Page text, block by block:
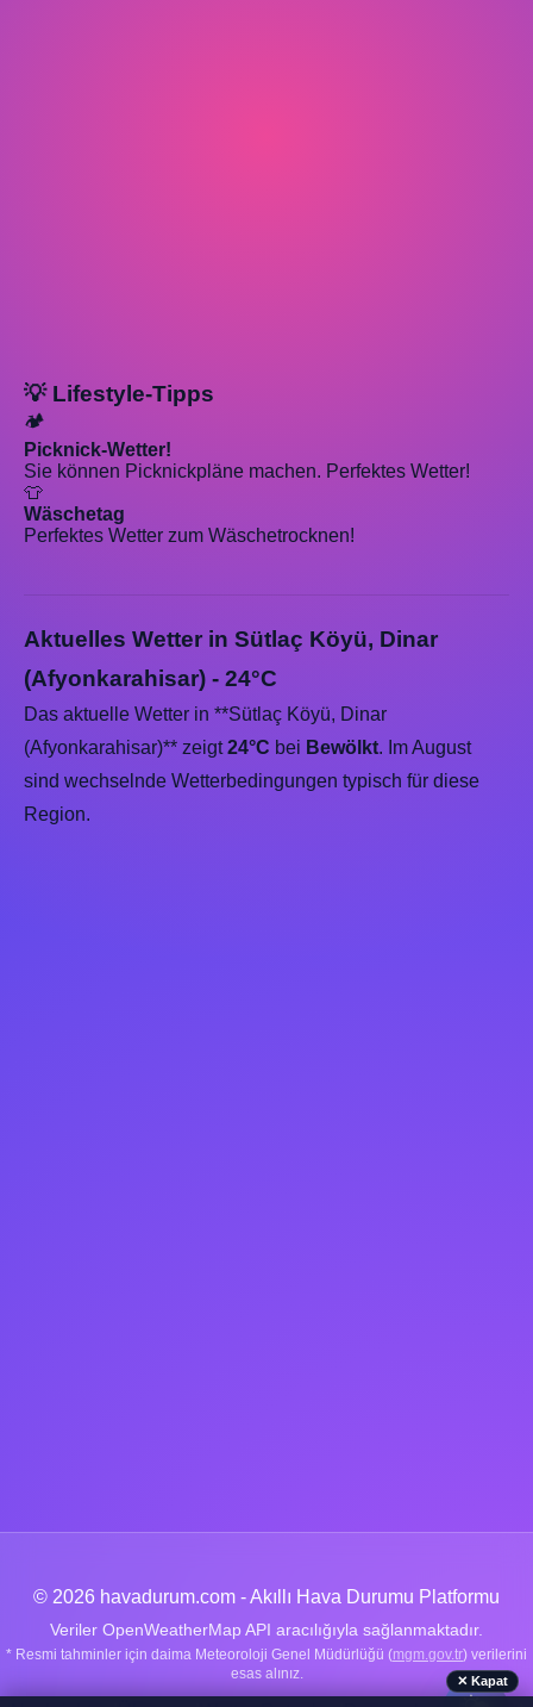
💡 Lifestyle-Tipps
🏕️
Picknick-Wetter!
Sie können Picknickpläne machen. Perfektes Wetter!
👕
Wäschetag
Perfektes Wetter zum Wäschetrocknen!
Aktuelles Wetter in Sütlaç Köyü, Dinar
(Afyonkarahisar) - 24°C
Das aktuelle Wetter in **Sütlaç Köyü, Dinar
(Afyonkarahisar)** zeigt24°C bei Bewölkt. Im August
sind wechselnde Wetterbedingungen typisch für diese
Region.
© 2026 havadurum.com - Akıllı Hava Durumu Platformu
Veriler OpenWeatherMap API aracılığıyla sağlanmaktadır.
* Resmi tahminler için daima Meteoroloji Genel Müdürlüğü (mgm.gov.tr) verilerini
esas alınız.
✕ Kapat